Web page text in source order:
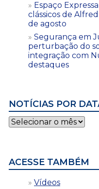
Espaço
clássicos de
de agosto
Segurança em
perturbação do
integração com
destaques
NOTÍCIAS POR
Notícias
por
ACESSE TAMBÉM
Vídeos